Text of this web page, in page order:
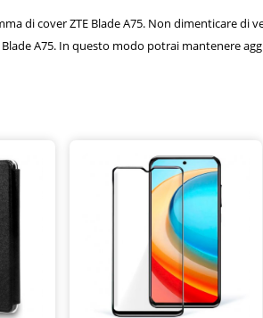
di cover ZTE Blade A75. Non dimenticare
Blade A75. In questo modo potrai mantenere